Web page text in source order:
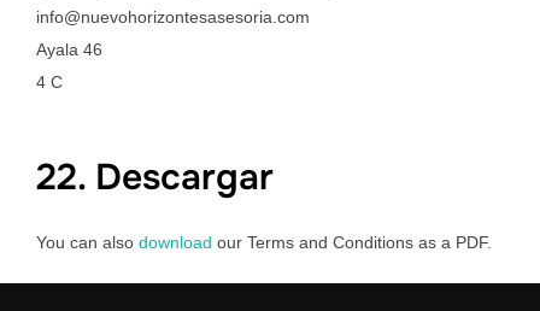
info@nuevohorizontesasesoria.com
Ayala 46
4 C
22. Descargar
You can also download our Terms and Conditions as a PDF.